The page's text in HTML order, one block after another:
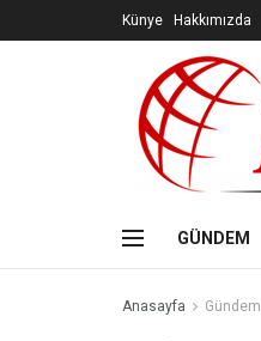
Künye Hakkımızda
GÜNDEM
Anasayfa Gündem